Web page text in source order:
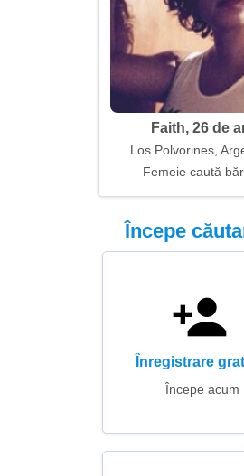
Faith, 26 de
Los Polvorines,
Femeie caută
Începe
Înregistrare
Începe acum